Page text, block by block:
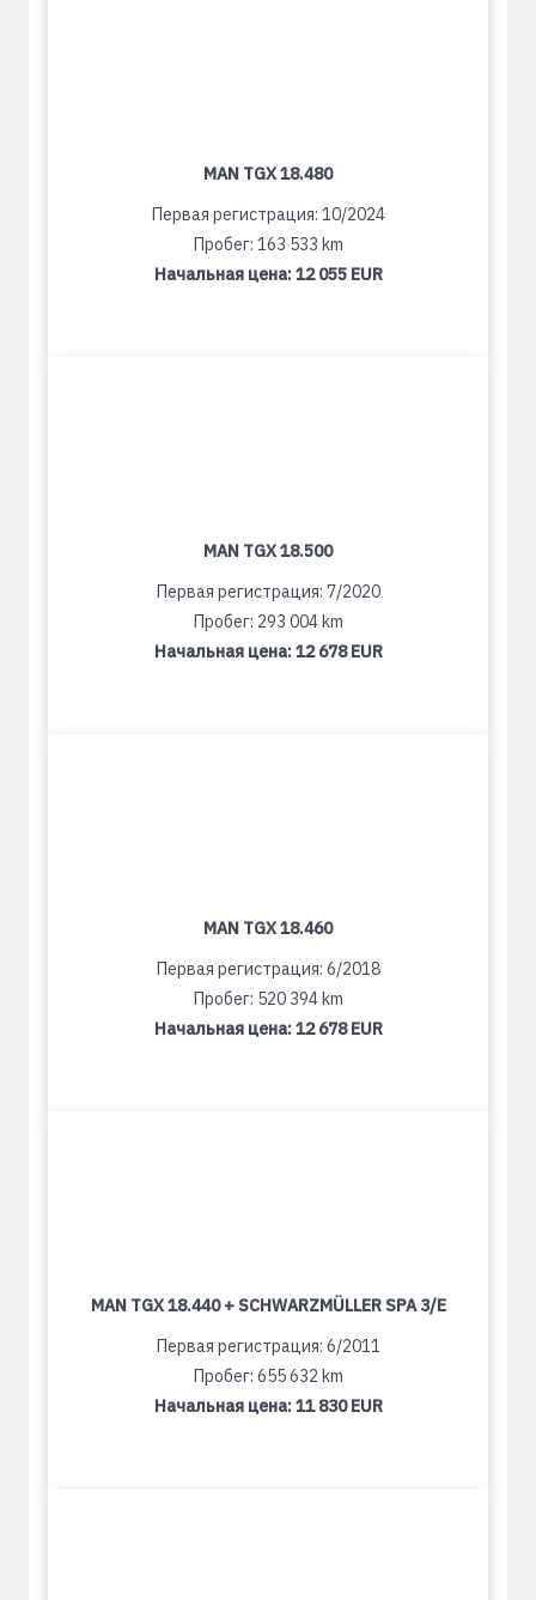
MAN TGX 18.480
Первая регистрация: 10/2024
Пробег: 163 533 km
Начальная цена:12 055 EUR
MAN TGX 18.500
Первая регистрация: 7/2020
Пробег: 293 004 km
Начальная цена:12 678 EUR
MAN TGX 18.460
Первая регистрация: 6/2018
Пробег: 520 394 km
Начальная цена:12 678 EUR
MAN TGX 18.440 + SCHWARZMÜLLER SPA 3/E
Первая регистрация: 6/2011
Пробег: 655 632 km
Начальная цена:11 830 EUR